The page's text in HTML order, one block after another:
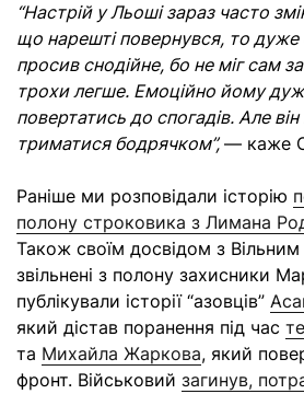
“Настрій у Льоші зараз часто
що нарешті повернувся, то
просив снодійне, бо не міг сам
трохи легше. Емоційно йому
повертатись до спогадів. Але
триматися бодрячком”, — каже
Раніше ми розповідали історію
полону строковика з Лимана
Також своїм досвідом з Вільним
звільнені з полону захисники
публікували історії “азовців”
який дістав поранення під час
та Михайла Жаркова, який
фронт. Військовий загинув,